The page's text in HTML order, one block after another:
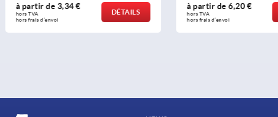
à partir de6,20 €
hors TVA
hors frais d’envoi
DÉTAILS
à partir de2,50 €
hors TVA
hors frais d’envoi